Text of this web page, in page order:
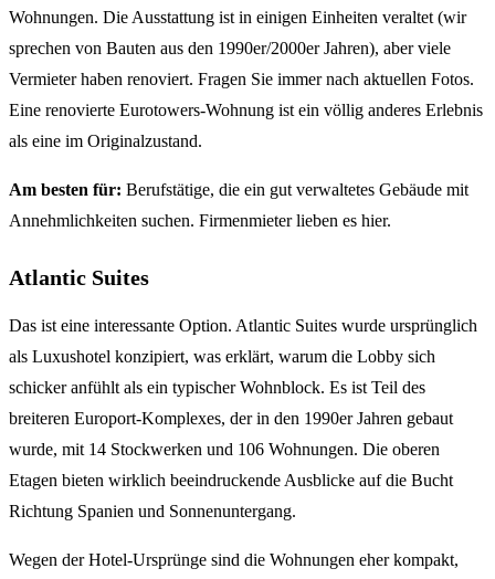
Wohnungen. Die Ausstattung ist in einigen Einheiten veraltet (wir
sprechen von Bauten aus den 1990er/2000er Jahren), aber viele
Vermieter haben renoviert. Fragen Sie immer nach aktuellen Fotos.
Eine renovierte Eurotowers-Wohnung ist ein völlig anderes Erlebnis
als eine im Originalzustand.
Am besten für: Berufstätige, die ein gut verwaltetes Gebäude mit
Annehmlichkeiten suchen. Firmenmieter lieben es hier.
Atlantic Suites
Das ist eine interessante Option. Atlantic Suites wurde ursprünglich
als Luxushotel konzipiert, was erklärt, warum die Lobby sich
schicker anfühlt als ein typischer Wohnblock. Es ist Teil des
breiteren Europort-Komplexes, der in den 1990er Jahren gebaut
wurde, mit 14 Stockwerken und 106 Wohnungen. Die oberen
Etagen bieten wirklich beeindruckende Ausblicke auf die Bucht
Richtung Spanien und Sonnenuntergang.
Wegen der Hotel-Ursprünge sind die Wohnungen eher kompakt,